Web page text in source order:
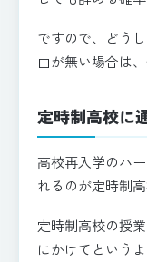
ですので、どう
由が無い場合は
定時制高校に
高校再入学のハ
れるのが定時制高
定時制高校の授
にかけてという